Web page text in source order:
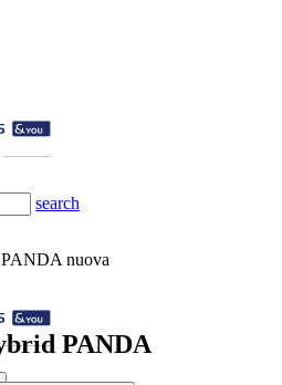
search
nuova
PANDA